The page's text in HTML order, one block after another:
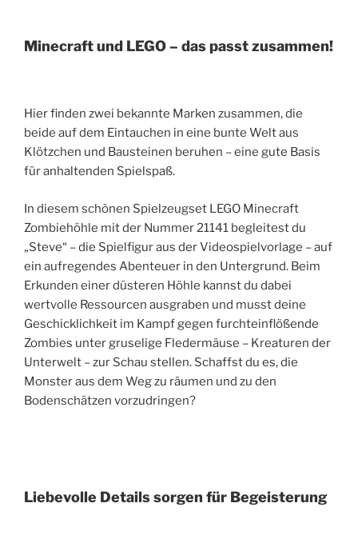
Minecraft und LEGO – das passt zusammen!
Hier finden zwei bekannte Marken zusammen, die
beide auf dem Eintauchen in eine bunte Welt aus
Klötzchen und Bausteinen beruhen – eine gute Basis
für anhaltenden Spielspaß.
In diesem schönen Spielzeugset LEGO Minecraft
Zombiehöhle mit der Nummer 21141 begleitest du
„Steve“ – die Spielfigur aus der Videospielvorlage – auf
ein aufregendes Abenteuer in den Untergrund. Beim
Erkunden einer düsteren Höhle kannst du dabei
wertvolle Ressourcen ausgraben und musst deine
Geschicklichkeit im Kampf gegen furchteinflößende
Zombies unter gruselige Fledermäuse – Kreaturen der
Unterwelt – zur Schau stellen. Schaffst du es, die
Monster aus dem Weg zu räumen und zu den
Bodenschätzen vorzudringen?
Liebevolle Details sorgen für Begeisterung